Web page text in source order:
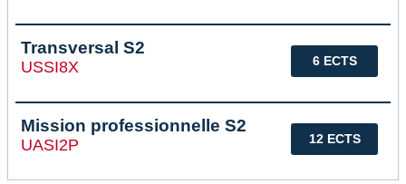
6 ECTS
Transversal S2
USSI8X
12 ECTS
Mission professionnelle S2
UASI2P